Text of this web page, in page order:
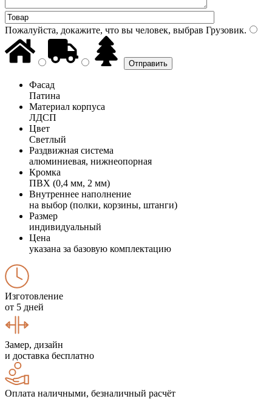
Пожалуйста, докажите, что вы человек, выбрав Грузовик.
Фасад
Патина
Материал корпуса
ЛДСП
Цвет
Светлый
Раздвижная система
алюминиевая, нижнеопорная
Кромка
ПВХ (0,4 мм, 2 мм)
Внутреннее наполнение
на выбор (полки, корзины, штанги)
Размер
индивидуальный
Цена
указана за базовую комплектацию
Изготовление
от 5 дней
Замер, дизайн
и доставка бесплатно
Оплата наличными, безналичный расчёт